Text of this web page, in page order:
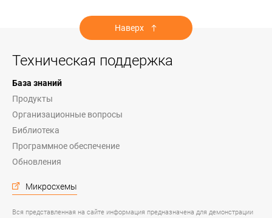
Наверх
Техническая поддержка
База знаний
Продукты
Организационные вопросы
Библиотека
Программное обеспечение
Обновления
Микросхемы
Вся представленная на сайте информация предназначена для демонстрации